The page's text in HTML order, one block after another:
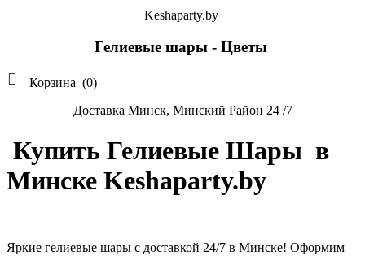
Keshaparty.by
Гелиевые шары - Цветы
 Корзина (0)
Доставка Минск, Минский Район 24 /7
Купить Гелиевые Шары в
Минске Keshaparty.by
Яркие гелиевые шары с доставкой 24/7 в Минске! Оформим